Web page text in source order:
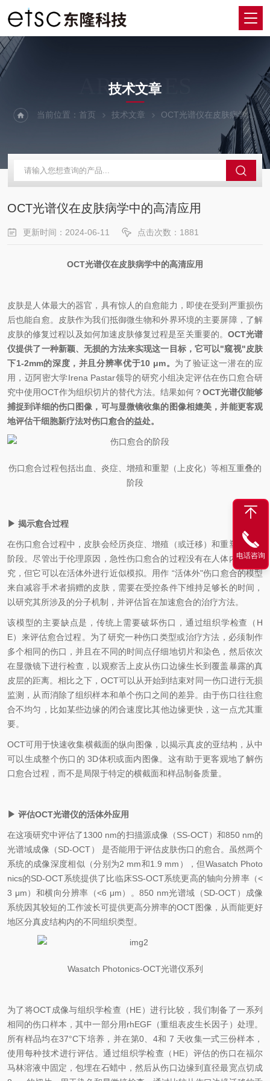
ARTICLES
技术文章
当前位置：首页 技术文章 OCT光谱仪在皮肤病学中的高清应用
OCT光谱仪在皮肤病学中的高清应用
更新时间：2024-06-11 点击次数：1881
OCT光谱仪在皮肤病学中的高清应用
皮肤是人体最大的器官，具有惊人的自愈能力，即使在受到严重损伤
后也能自愈。皮肤作为我们抵御微生物和外界环境的主要屏障，了解
皮肤的修复过程以及如何加速皮肤修复过程是至关重要的。 OCT光谱
仪提供了一种新颖、无损的方法来实现这一目标，它可以"窥视"皮肤
下1-2mm的深度，并且分辨率优于10 μm。 为了验证这一潜在的应
用， 迈阿密大学Irena Pastar领导的研究小组决定评估在伤口愈合研
究中使用OCT作为组织切片的替代方法。结果如何？ OCT光谱仪能够
捕捉到详细的伤口图像，可与显微镜收集的图像相媲美，并能更客观
地评估干细胞新疗法对伤口愈合的益处。
伤口愈合过程包括出血、炎症、增殖和重塑（上皮化） 等相互重叠的
阶段
▶ 揭示愈合过程
在伤口愈合过程中，皮肤会经历炎症、增殖（或迁移）和重塑的重叠
阶段。尽管出于伦理原因，急性伤口愈合的过程没有在人体内进行研
究，但它可以在活体外进行近似模拟。 用作 “活体外"伤口愈合的模型
来自减容手术者捐赠的皮肤， 需要在受控条件下维持足够长的时间，
以研究其所涉及的分子机制，并评估旨在加速愈合的治疗方法。
该模型的主要缺点是，传统上需要破坏伤口，通过组织学检查（H
E）来评估愈合过程 。为了研究一种伤口类型或治疗方法，必须制作
多个相同的伤口， 并且在不同的时间点仔细地切片和染色， 然后依次
在显微镜下进行检查 ，以观察舌上皮从伤口边缘生长到覆盖暴露的真
皮层的距离。相比之下，OCT可以 从开始到结束对同一伤口进行无损
监测，从而消除了组织样本和单个伤口之间的差异。 由于伤口往往愈
合不均匀 ，比如某些边缘的闭合速度比其他边缘更快 ，这一点尤其重
要。
OCT可用于快速收集横截面的纵向图像，以揭示真皮的亚结构，从中
可以生成整个伤口的 3D体积或面内 图像。这有助于更客观地了解伤
口愈合过程，而不是局限于特定的横截面和样品制备质量。
▶ 评估OCT光谱仪的活体外应用
在这项研究中评估了1300 nm的扫描源成像（SS-OCT）和850 nm的
光谱域成像（SD-OCT） 是否能用于评估皮肤伤口 的愈合。虽然两个
系统的成像深度相似 （分别为2 mm和1.9 mm），但Wasatch Photo
nics的SD-OCT系统提供了比临床SS-OCT系统更高的轴向分辨率（<
3 μm）和横向分辨率（<6 μm）。850 nm光谱域（SD-OCT） 成像
系统因其较短的工作波长可提供更高分辨率的OCT图像，从而能更好
地区分真皮结构内的不同组织类型。
Wasatch Photonics-OCT光谱仪系列
为了将OCT成像与组织学检查（HE）进行比较，我们制备了一系列
相同的伤口样本，其中一部分用rhEGF （重组表皮生长因子）处理。
所有样品均在37°C下培养 ，并在第0、4和 7 天收集一式三份样本 ，
使用每种技术进行评估。通过组织学检查（ HE） 评估的伤口在福尔
马林溶液中固定，包埋在石蜡中，然后从伤口边缘到直径最宽点切成
电话咨询